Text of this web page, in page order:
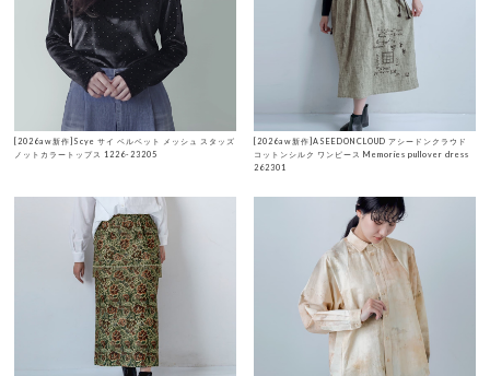
[2026aw新作]Scye サイ ベルベット メッシュ スタッズ
ノットカラートップス 1226-23205
[2026aw新作]ASEEDONCLOUD アシードンクラウド
コットンシルク ワンピース Memories pullover dress
262301